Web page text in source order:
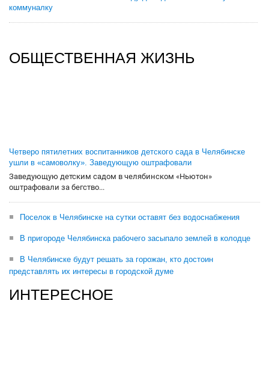
коммуналку
ОБЩЕСТВЕННАЯ ЖИЗНЬ
Четверо пятилетних воспитанников детского сада в Челябинске
ушли в «самоволку». Заведующую оштрафовали
Заведующую детским садом в челябинском «Ньютон»
оштрафовали за бегство...
Поселок в Челябинске на сутки оставят без водоснабжения
В пригороде Челябинска рабочего засыпало землей в колодце
В Челябинске будут решать за горожан, кто достоин
представлять их интересы в городской думе
ИНТЕРЕСНОЕ